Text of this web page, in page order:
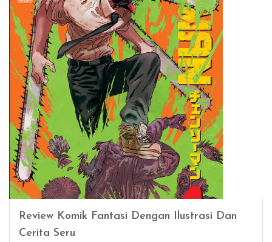
Review Komik Fantasi Dengan Ilustrasi Dan
Cerita Seru